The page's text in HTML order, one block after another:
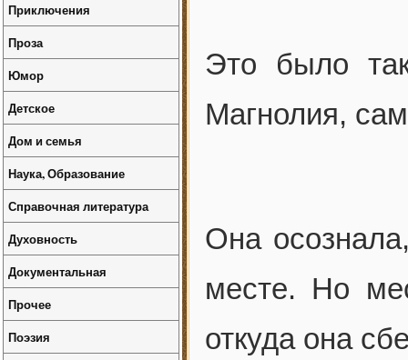
Это было
Магнолия,
Она
месте. Но
откуда она
Приключения
Проза
Юмор
Детское
Дом и семья
Наука, Образование
Справочная литература
Духовность
Документальная
Прочее
Поэзия